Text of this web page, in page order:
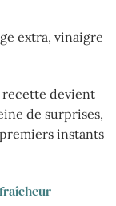
extra, vinaigre
recette devient
de surprises,
instants